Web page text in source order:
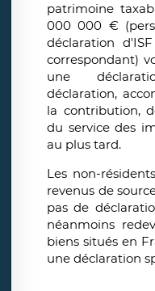
patrimoine
000 000 €
déclaration
correspondant)
une
déclaration,
la contribution,
du service des
au plus tard.
Les non-
revenus de
pas de
néanmoins
biens situés en
une déclaration